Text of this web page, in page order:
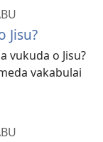
Jisu?
vukuda o Jisu?
vakabulai